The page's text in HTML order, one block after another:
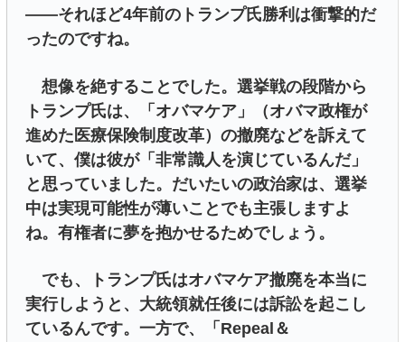
――それほど4年前のトランプ氏勝利は衝撃的だ
ったのですね。
想像を絶することでした。選挙戦の段階から
トランプ氏は、「オバマケア」（オバマ政権が
進めた医療保険制度改革）の撤廃などを訴えて
いて、僕は彼が「非常識人を演じているんだ」
と思っていました。だいたいの政治家は、選挙
中は実現可能性が薄いことでも主張しますよ
ね。有権者に夢を抱かせるためでしょう。
でも、トランプ氏はオバマケア撤廃を本当に
実行しようと、大統領就任後には訴訟を起こし
ているんです。一方で、「Repeal＆